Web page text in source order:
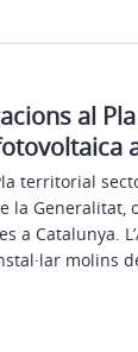
al
territorial
la
a Catalunya.
molins